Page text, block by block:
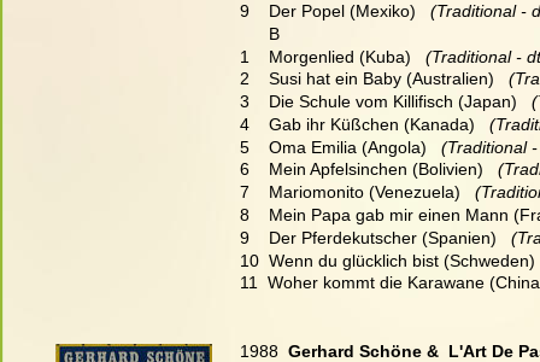
9    Der Popel (Mexiko)
(Traditional -
      B
1    Morgenlied (Kuba)
(Traditional -
2    Susi hat ein Baby (Australien)
3    Die Schule vom Killifisch (Japan)
4    Gab ihr Küßchen (Kanada)
5    Oma Emilia (Angola)
(Traditional
6    Mein Apfelsinchen (Bolivien)
7    Mariomonito (Venezuela)
8    Mein Papa gab mir einen Mann
9    Der Pferdekutscher (Spanien)
10  Wenn du glücklich bist
11  Woher kommt die Karawane
1988 Gerhard Schöne &  L'Art De